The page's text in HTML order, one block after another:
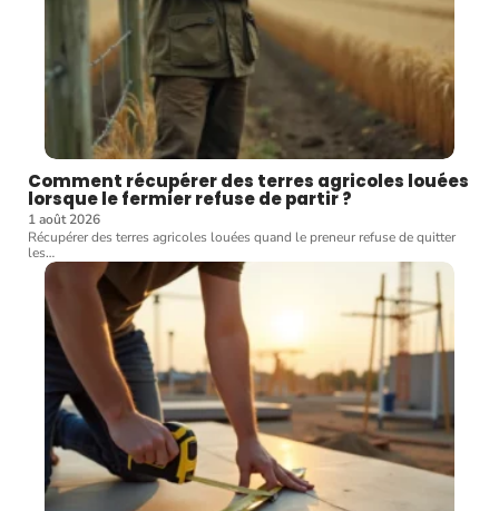
Comment récupérer des terres agricoles louées
lorsque le fermier refuse de partir ?
1 août 2026
Récupérer des terres agricoles louées quand le preneur refuse de quitter
les…